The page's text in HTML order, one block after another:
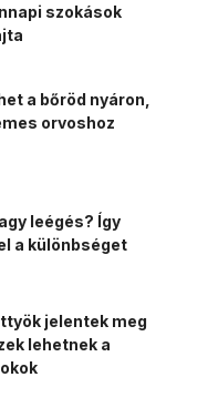
szokások
a bőröd nyáron,
orvoshoz
leégés? Így
a különbséget
jelentek meg
lehetnek a